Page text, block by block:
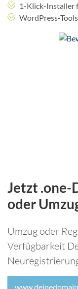
1-Klick-Installer
WordPress-
Jetzt .one-
oder
Umzug oder
Verfügbarkeit